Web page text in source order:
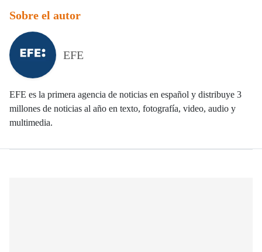
Sobre el autor
EFE
EFE es la primera agencia de noticias en español y distribuye 3
millones de noticias al año en texto, fotografía, video, audio y
multimedia.